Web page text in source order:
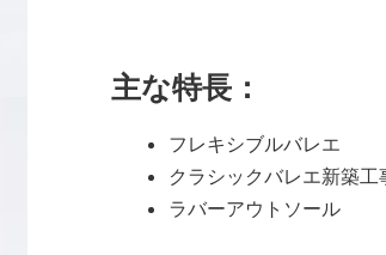
主な特長：
フレキシブルバレエ
クラシックバレエ新築工
ラバーアウトソール